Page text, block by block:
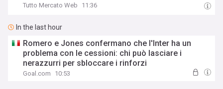
Tutto Mercato Web 11:36
In the last hour
Romero e Jones confermano che l'Inter ha un
problema con le cessioni: chi può lasciare i
nerazzurri per sbloccare i rinforzi
Goal.com 10:53